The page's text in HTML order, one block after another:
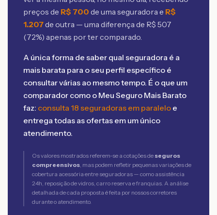
preços de R$ 700 de uma seguradora e R$
1.207de outra — uma diferença de R$ 507
(72%) apenas por ter comparado.
A única forma de saber qual seguradora é a
mais barata para o seu perfil específico é
consultar várias ao mesmo tempo. É o que um
comparador como o Meu Seguro Mais Barato
faz: consulta 18 seguradoras em paralelo e
entrega todas as ofertas em um único
atendimento.
Os valores mostrados referem-se a cotações de seguros
compreensivos, mas podem refletir pequenas variações de
cobertura acessória entre seguradoras — como assistência
24h, reposição de vidros, carro reserva e franquias. A análise
detalhada de cada proposta é feita por nossos corretores
durante o atendimento.